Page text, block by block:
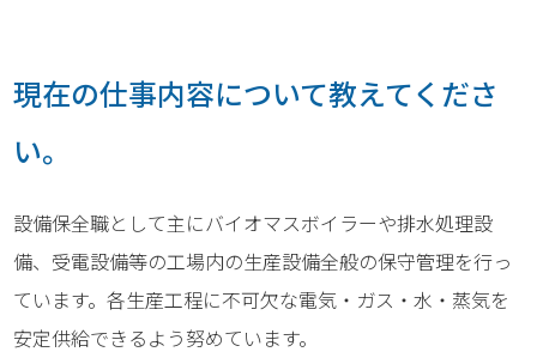
現在の仕事内容について教えてくださ
い。
設備保全職として主にバイオマスボイラーや排水処理設
備、受電設備等の工場内の生産設備全般の保守管理を行っ
ています。各生産工程に不可欠な電気・ガス・水・蒸気を
安定供給できるよう努めています。